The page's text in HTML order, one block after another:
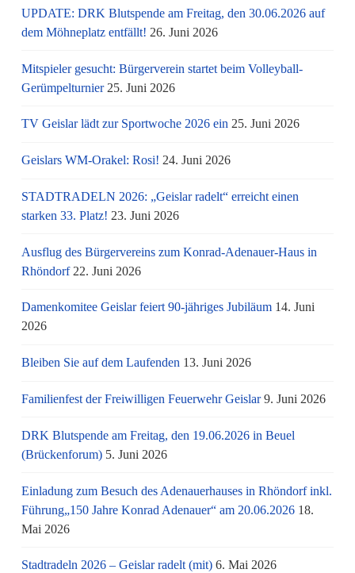
UPDATE: DRK Blutspende am Freitag, den 30.06.2026 auf
dem Möhneplatz entfällt! 26. Juni 2026
Mitspieler gesucht: Bürgerverein startet beim Volleyball-
Gerümpelturnier 25. Juni 2026
TV Geislar lädt zur Sportwoche 2026 ein 25. Juni 2026
Geislars WM-Orakel: Rosi! 24. Juni 2026
STADTRADELN 2026: „Geislar radelt“ erreicht einen
starken 33. Platz! 23. Juni 2026
Ausflug des Bürgervereins zum Konrad-Adenauer-Haus in
Rhöndorf 22. Juni 2026
Damenkomitee Geislar feiert 90-jähriges Jubiläum 14. Juni
2026
Bleiben Sie auf dem Laufenden 13. Juni 2026
Familienfest der Freiwilligen Feuerwehr Geislar 9. Juni 2026
DRK Blutspende am Freitag, den 19.06.2026 in Beuel
(Brückenforum) 5. Juni 2026
Einladung zum Besuch des Adenauerhauses in Rhöndorf inkl.
Führung„150 Jahre Konrad Adenauer“ am 20.06.2026 18.
Mai 2026
Stadtradeln 2026 – Geislar radelt (mit) 6. Mai 2026